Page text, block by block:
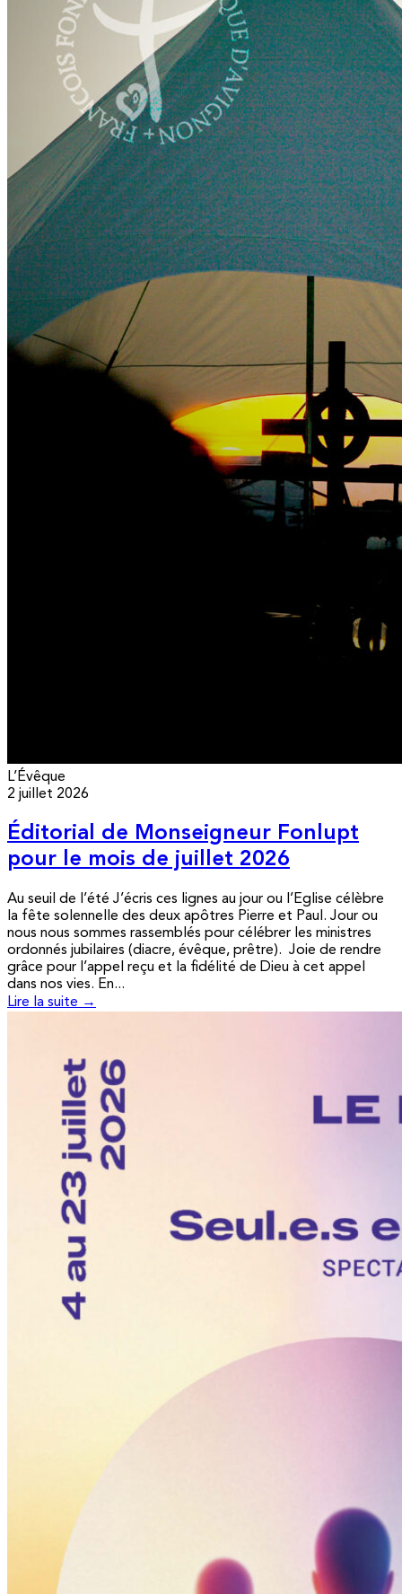
L’Évêque
2 juillet 2026
Éditorial de Monseigneur Fonlupt
pour le mois de juillet 2026
Au seuil de l’été J’écris ces lignes au jour ou l’Eglise célèbre
la fête solennelle des deux apôtres Pierre et Paul. Jour ou
nous nous sommes rassemblés pour célébrer les ministres
ordonnés jubilaires (diacre, évêque, prêtre). Joie de rendre
grâce pour l’appel reçu et la fidélité de Dieu à cet appel
dans nos vies. En...
Lire la suite →